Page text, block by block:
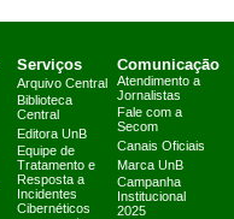
Serviços
Arquivo Central
Biblioteca
Central
Editora UnB
Equipe de
Tratamento e
Resposta a
Incidentes
Cibernéticos
Comunicação
Atendimento a
Jornalistas
Fale com a
Secom
Canais Oficiais
Marca UnB
Campanha
Institucional
2025